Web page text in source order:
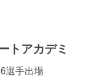
トアカデミ
選手出場